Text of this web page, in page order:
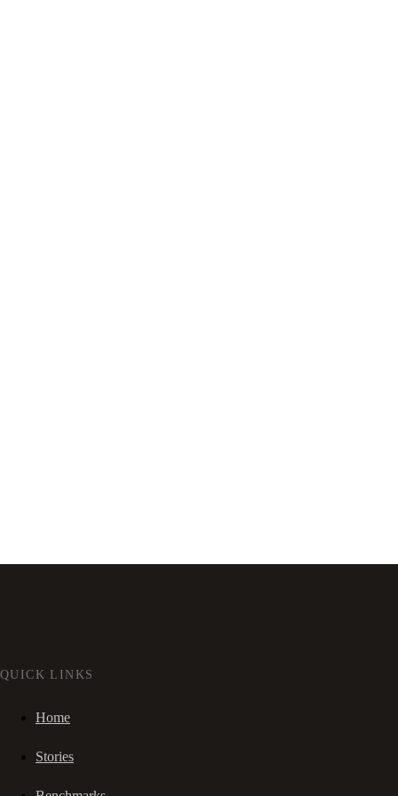
QUICK LINKS
Home
Stories